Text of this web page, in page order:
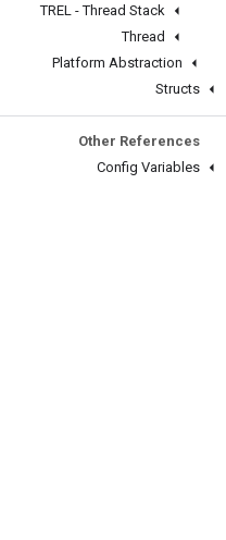
TREL - Thread Stack
Thread
Platform Abstraction
Structs
Other References
Config Variables